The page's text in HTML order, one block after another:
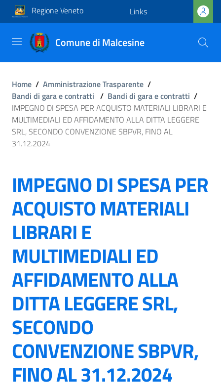
Regione Veneto Links
Comune di Malcesine
Home / Amministrazione Trasparente /
Bandi di gara e contratti / Bandi di gara e contratti /
IMPEGNO DI SPESA PER ACQUISTO MATERIALI LIBRARI E
MULTIMEDIALI ED AFFIDAMENTO ALLA DITTA LEGGERE
SRL, SECONDO CONVENZIONE SBPVR, FINO AL
31.12.2024
IMPEGNO DI SPESA PER
ACQUISTO MATERIALI
LIBRARI E
MULTIMEDIALI ED
AFFIDAMENTO ALLA
DITTA LEGGERE SRL,
SECONDO
CONVENZIONE SBPVR,
FINO AL 31.12.2024